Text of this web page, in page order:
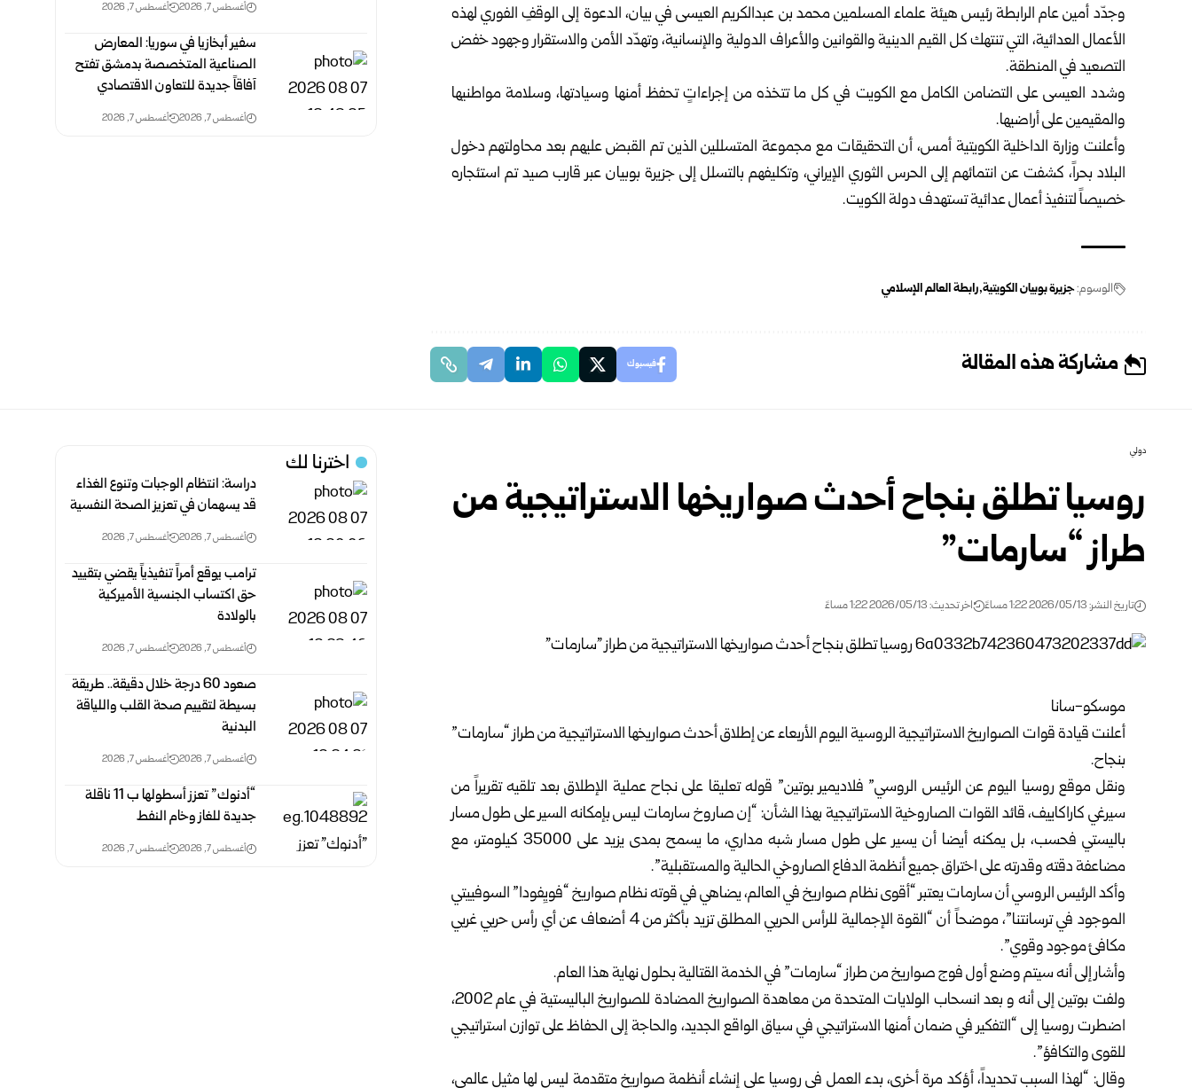
وجدّد أمين عام الرابطة رئيس هيئة علماء المسلمين محمد بن عبدالكريم العيسى في بيان، الدعوة إلى الوقفِ الفوري لهذه
الأعمال العدائية، التي تنتهك كل القيم الدينية والقوانين والأعراف الدولية والإنسانية، وتهدّد الأمن والاستقرار وجهود خفض
التصعيد في المنطقة.
وشدد العيسى على التضامن الكامل مع الكويت في كل ما تتخذه من إجراءاتٍ تحفظ أمنها وسيادتها، وسلامة مواطنيها
والمقيمين على أراضيها.
وأعلنت وزارة الداخلية الكويتية أمس، أن التحقيقات مع مجموعة المتسللين ‏الذين تم القبض عليهم بعد محاولتهم دخول
البلاد بحراً، كشفت عن انتمائهم إلى الحرس الثوري الإيراني، وتكليفهم بالتسلل إلى جزيرة بوبيان عبر قارب صيد تم استئجاره
خصيصاً ‏لتنفيذ أعمال عدائية تستهدف دولة الكويت.‏
الوسوم:جزيرة بوبيان الكويتية رابطة العالم الإسلامي
مشاركة هذه المقالة فيسبوك
أغسطس 7, 2026 أغسطس 7, 2026
سفير أبخازيا في سوريا: المعارض
الصناعية المتخصصة بدمشق تفتح
آفاقاً جديدة للتعاون الاقتصادي
أغسطس 7, 2026 أغسطس 7, 2026
دولي
روسيا تطلق بنجاح أحدث صواريخها الاستراتيجية من
طراز “سارمات” ‏
تاريخ النشر: 2026/05/13 1:22 مساءً اخر تحديث: 2026/05/13 1:22 مساءً
موسكو-سانا‏
أعلنت قيادة قوات الصواريخ الاستراتيجية الروسية اليوم الأربعاء عن ‏إطلاق أحدث صواريخها الاستراتيجية من طراز “سارمات”
بنجاح.‏
ونقل موقع روسيا اليوم عن الرئيس الروسي” فلاديمير بوتين” قوله تعليقا ‏على نجاح عملية الإطلاق بعد تلقيه تقريراً من
سيرغي كاراكاييف، قائد ‏القوات الصاروخية الاستراتيجية بهذا الشأن: “إن صاروخ سارمات ليس ‏بإمكانه السير على طول مسار
باليستي فحسب، بل يمكنه أيضا أن يسير ‏على طول مسار شبه مداري، ما يسمح بمدى يزيد على 35000 كيلومتر، مع
‏مضاعفة دقته وقدرته على اختراق جميع أنظمة الدفاع الصاروخي الحالية ‏والمستقبلية”. ‏
وأكد الرئيس الروسي أن سارمات يعتبر “أقوى نظام صواريخ في العالم، ‏يضاهي في قوته نظام صواريخ “فويِفودا” السوفييتي
الموجود في ترسانتنا”، ‏موضحاً أن “القوة الإجمالية للرأس الحربي المطلق تزيد بأكثر من 4 ‏أضعاف عن أي رأس حربي غربي
مكافئ موجود وقوي”.‏
وأشار إلى أنه سيتم وضع أول فوج صواريخ من طراز “سارمات” في ‏الخدمة القتالية بحلول نهاية هذا العام.‏
ولفت بوتين إلى أنه و بعد انسحاب الولايات المتحدة من معاهدة الصواريخ ‏المضادة للصواريخ الباليستية في عام 2002،
اضطرت روسيا إلى “التفكير ‏في ضمان أمنها الاستراتيجي في سياق الواقع الجديد، والحاجة إلى الحفاظ ‏على توازن استراتيجي
للقوى والتكافؤ”.‏
وقال: “لهذا السبب تحديداً، أؤكد مرة أخرى، بدء العمل في روسيا على ‏إنشاء أنظمة صواريخ متقدمة ليس لها مثيل عالمي،
اخترنا لك
دراسة: انتظام الوجبات وتنوع الغذاء
قد يسهمان في تعزيز الصحة النفسية
أغسطس 7, 2026 أغسطس 7, 2026
ترامب يوقع أمراً تنفيذياً يقضي بتقييد
حق اكتساب الجنسية الأميركية
بالولادة
أغسطس 7, 2026 أغسطس 7, 2026
صعود 60 درجة خلال دقيقة.. طريقة
بسيطة لتقييم صحة القلب واللياقة
البدنية
أغسطس 7, 2026 أغسطس 7, 2026
“أدنوك” تعزز أسطولها ب 11 ناقلة
جديدة للغاز وخام النفط
أغسطس 7, 2026 أغسطس 7, 2026